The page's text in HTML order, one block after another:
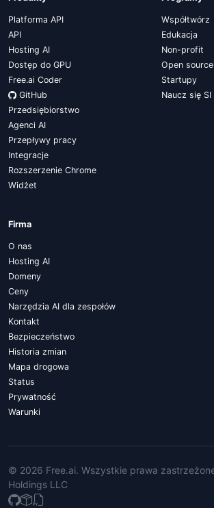
Platforma API
API
Hosting AI
Dostęp do GPU
Free.ai Coder
GitHub
Przedsiębiorstwo
Agenci AI
Przepływy pracy
Integracje
Rozszerzenie Chrome
Widżet
Współtwórz
Edukacja
Non-profit
Open source
Startupy
Naucz się SI
Firma
O nas
Hosting AI
Domeny
Ceny
Narzędzia AI dla zespołów
Kontakt
Bezpieczeństwo
Historia zmian
Mapa drogowa
Status
Prywatność
Warunki
© 2026 Free.ai. Wszystkie prawa
Holdings LLC